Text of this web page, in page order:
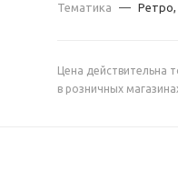
Тематика
—
Цена действительна
в розничных